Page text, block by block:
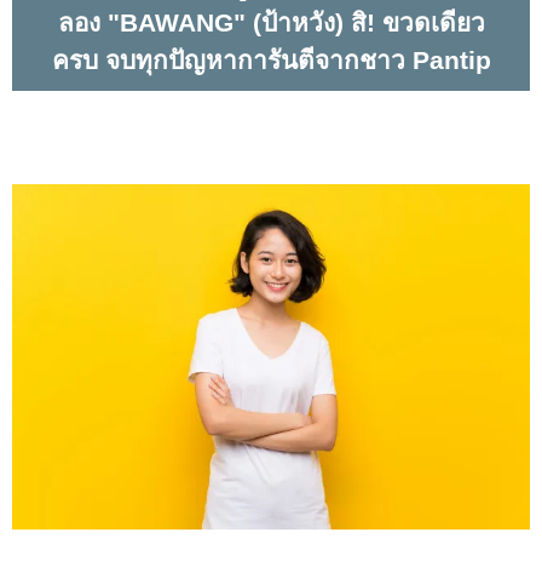
ลอง "BAWANG" (ป้าหวัง) สิ! ขวดเดียว
ครบ จบทุกปัญหาการันตีจากชาว Pantip